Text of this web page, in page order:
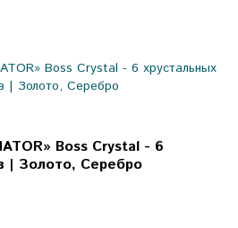
Boss Crystal - 6
| Золото, Серебро